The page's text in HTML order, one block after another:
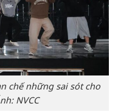
chế những sai sót cho
NVCC